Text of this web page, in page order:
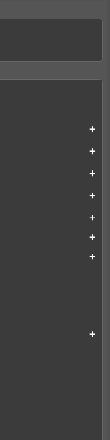
add
add
add
add
add
add
add
add